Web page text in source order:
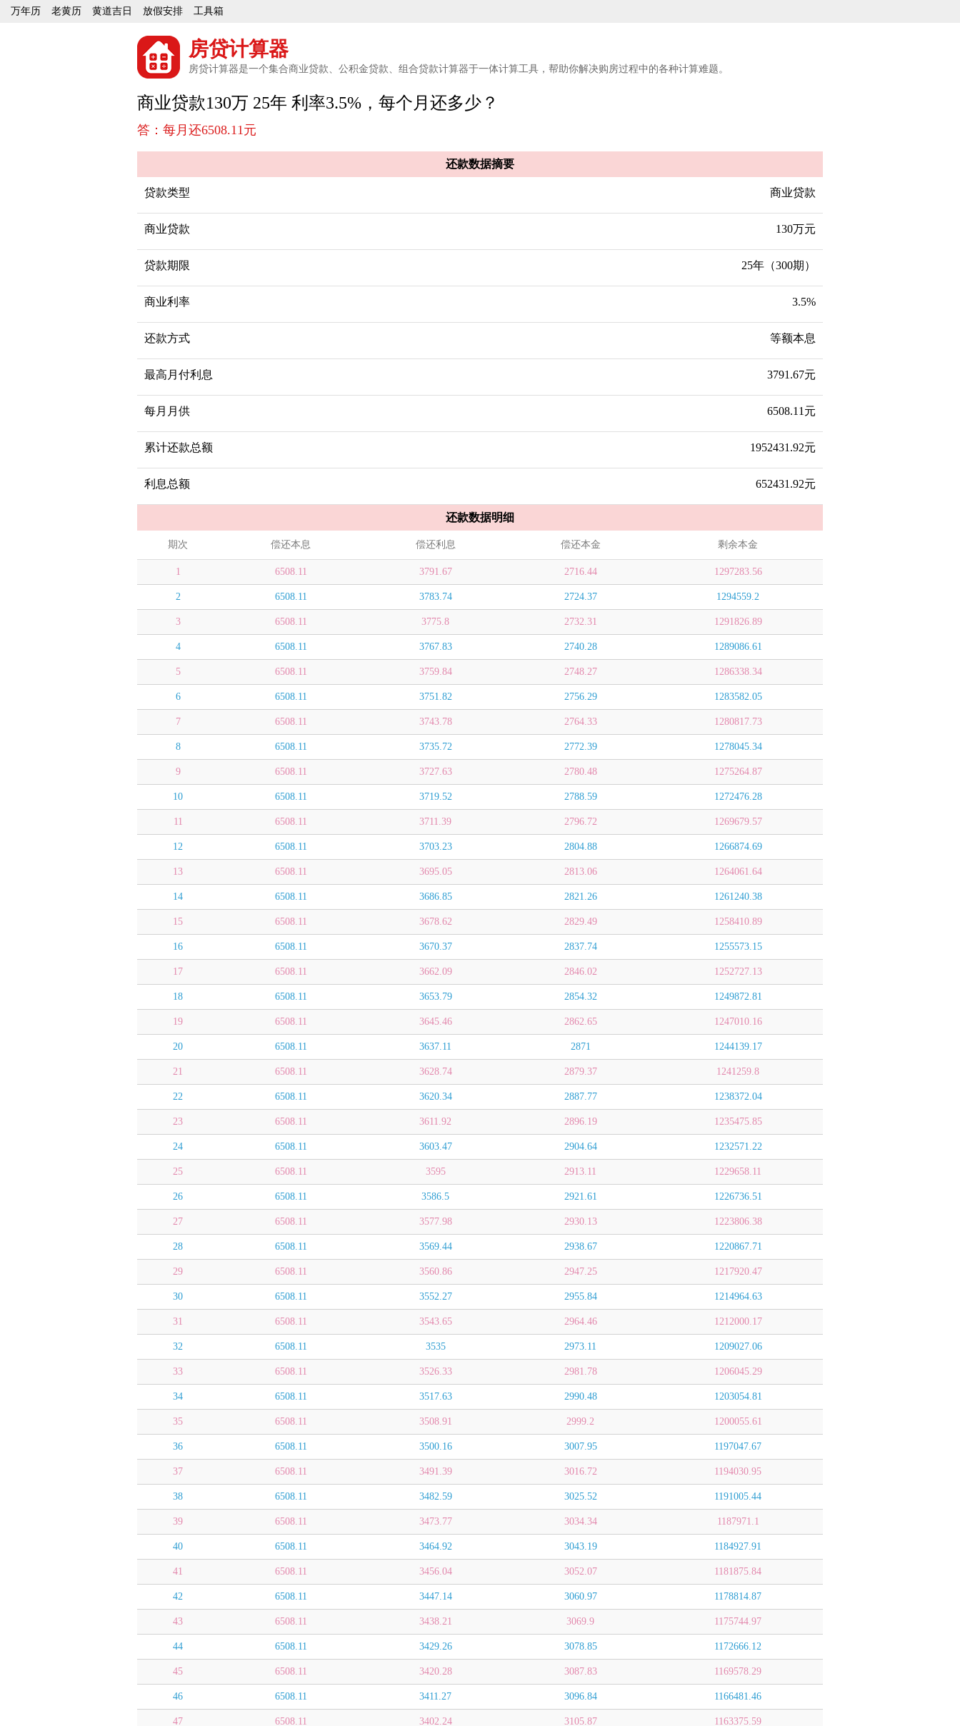
万年历 老黄历 黄道吉日 放假安排 工具箱
房贷计算器
房贷计算器是一个集合商业贷款、公积金贷款、组合贷款计算器于一体计算工具，帮助你解决购房过程中的各种计算难题。
商业贷款130万 25年 利率3.5%，每个月还多少？
答：每月还6508.11元
还款数据摘要
贷款类型 商业贷款
商业贷款 130万元
贷款期限 25年（300期）
商业利率 3.5%
还款方式 等额本息
最高月付利息 3791.67元
每月月供 6508.11元
累计还款总额 1952431.92元
利息总额 652431.92元
还款数据明细
期次 偿还本息 偿还利息 偿还本金 剩余本金
1 6508.11 3791.67 2716.44 1297283.56
2 6508.11 3783.74 2724.37 1294559.2
3 6508.11 3775.8 2732.31 1291826.89
4 6508.11 3767.83 2740.28 1289086.61
5 6508.11 3759.84 2748.27 1286338.34
6 6508.11 3751.82 2756.29 1283582.05
7 6508.11 3743.78 2764.33 1280817.73
8 6508.11 3735.72 2772.39 1278045.34
9 6508.11 3727.63 2780.48 1275264.87
10 6508.11 3719.52 2788.59 1272476.28
11 6508.11 3711.39 2796.72 1269679.57
12 6508.11 3703.23 2804.88 1266874.69
13 6508.11 3695.05 2813.06 1264061.64
14 6508.11 3686.85 2821.26 1261240.38
15 6508.11 3678.62 2829.49 1258410.89
16 6508.11 3670.37 2837.74 1255573.15
17 6508.11 3662.09 2846.02 1252727.13
18 6508.11 3653.79 2854.32 1249872.81
19 6508.11 3645.46 2862.65 1247010.16
20 6508.11 3637.11 2871 1244139.17
21 6508.11 3628.74 2879.37 1241259.8
22 6508.11 3620.34 2887.77 1238372.04
23 6508.11 3611.92 2896.19 1235475.85
24 6508.11 3603.47 2904.64 1232571.22
25 6508.11 3595 2913.11 1229658.11
26 6508.11 3586.5 2921.61 1226736.51
27 6508.11 3577.98 2930.13 1223806.38
28 6508.11 3569.44 2938.67 1220867.71
29 6508.11 3560.86 2947.25 1217920.47
30 6508.11 3552.27 2955.84 1214964.63
31 6508.11 3543.65 2964.46 1212000.17
32 6508.11 3535 2973.11 1209027.06
33 6508.11 3526.33 2981.78 1206045.29
34 6508.11 3517.63 2990.48 1203054.81
35 6508.11 3508.91 2999.2 1200055.61
36 6508.11 3500.16 3007.95 1197047.67
37 6508.11 3491.39 3016.72 1194030.95
38 6508.11 3482.59 3025.52 1191005.44
39 6508.11 3473.77 3034.34 1187971.1
40 6508.11 3464.92 3043.19 1184927.91
41 6508.11 3456.04 3052.07 1181875.84
42 6508.11 3447.14 3060.97 1178814.87
43 6508.11 3438.21 3069.9 1175744.97
44 6508.11 3429.26 3078.85 1172666.12
45 6508.11 3420.28 3087.83 1169578.29
46 6508.11 3411.27 3096.84 1166481.46
47 6508.11 3402.24 3105.87 1163375.59